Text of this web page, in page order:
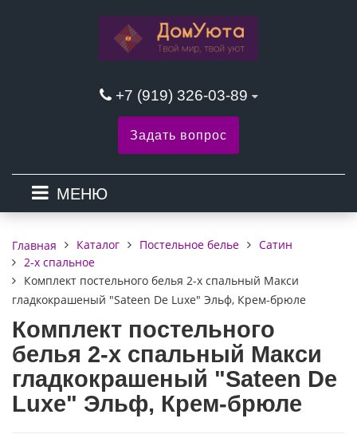
+7 (919) 326-03-89
Задать вопрос
МЕНЮ
Главная Каталог Постельное белье
Сатин
2-х спальное
Комплект постельного белья 2-х спальный Макси
гладкокрашеный "Sateen De Luxe" Эльф, Крем-брюле
Комплект постельного
белья 2-х спальный Макси
гладкокрашеный "Sateen De
Luxe" Эльф, Крем-брюле